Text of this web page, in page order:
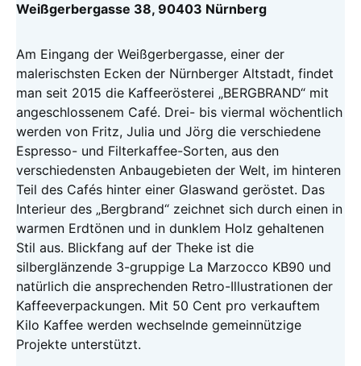
Weißgerbergasse 38, 90403 Nürnberg
Am Eingang der Weißgerbergasse, einer der
malerischsten Ecken der Nürnberger Altstadt, findet
man seit 2015 die Kaffeerösterei „BERGBRAND“ mit
angeschlossenem Café. Drei- bis viermal wöchentlich
werden von Fritz, Julia und Jörg die verschiedene
Espresso- und Filterkaffee-Sorten, aus den
verschiedensten Anbaugebieten der Welt, im hinteren
Teil des Cafés hinter einer Glaswand geröstet. Das
Interieur des „Bergbrand“ zeichnet sich durch einen in
warmen Erdtönen und in dunklem Holz gehaltenen
Stil aus. Blickfang auf der Theke ist die
silberglänzende 3-gruppige La Marzocco KB90 und
natürlich die ansprechenden Retro-Illustrationen der
Kaffeeverpackungen. Mit 50 Cent pro verkauftem
Kilo Kaffee werden wechselnde gemeinnützige
Projekte unterstützt.